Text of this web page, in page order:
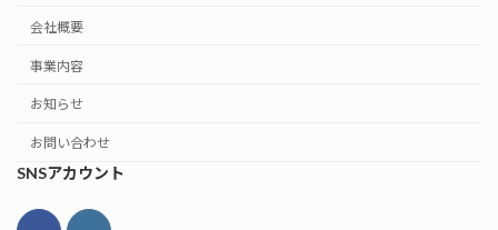
会社概要
事業内容
お知らせ
お問い合わせ
SNSアカウント